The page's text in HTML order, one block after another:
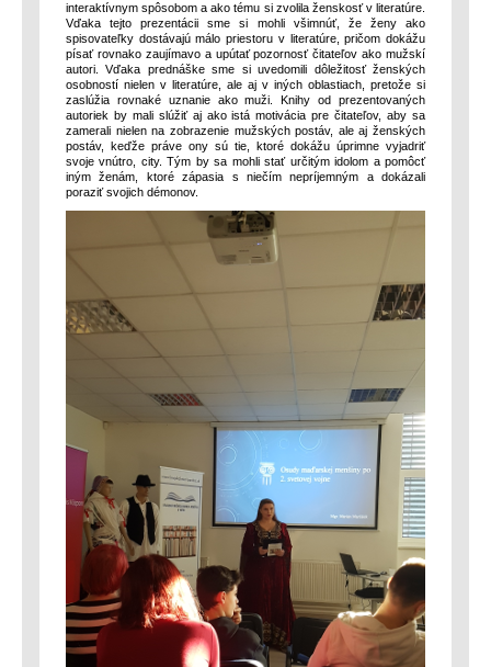
interaktívnym spôsobom a ako tému si zvolila ženskosť v literatúre.
Vďaka tejto prezentácii sme si mohli všimnúť, že ženy ako
spisovateľky dostávajú málo priestoru v literatúre, pričom dokážu
písať rovnako zaujímavo a upútať pozornosť čitateľov ako mužskí
autori. Vďaka prednáške sme si uvedomili dôležitosť ženských
osobností nielen v literatúre, ale aj v iných oblastiach, pretože si
zaslúžia rovnaké uznanie ako muži. Knihy od prezentovaných
autoriek by mali slúžiť aj ako istá motivácia pre čitateľov, aby sa
zamerali nielen na zobrazenie mužských postáv, ale aj ženských
postáv, keďže práve ony sú tie, ktoré dokážu úprimne vyjadriť
svoje vnútro, city. Tým by sa mohli stať určitým idolom a pomôcť
iným ženám, ktoré zápasia s niečím nepríjemným a dokázali
poraziť svojich démonov.